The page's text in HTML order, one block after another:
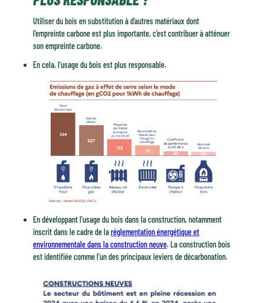
Utiliser du bois en substitution à d’autres matériaux dont
l’empreinte carbone est plus importante, c’est contribuer à atténuer
son empreinte carbone.
En cela, l’usage du bois est plus responsable.
En développant l’usage du bois dans la construction, notamment
inscrit dans le cadre de laréglementation énergétique et
environnementale dans la construction neuve. La construction bois
est identifiée comme l’un des principaux leviers de décarbonation.